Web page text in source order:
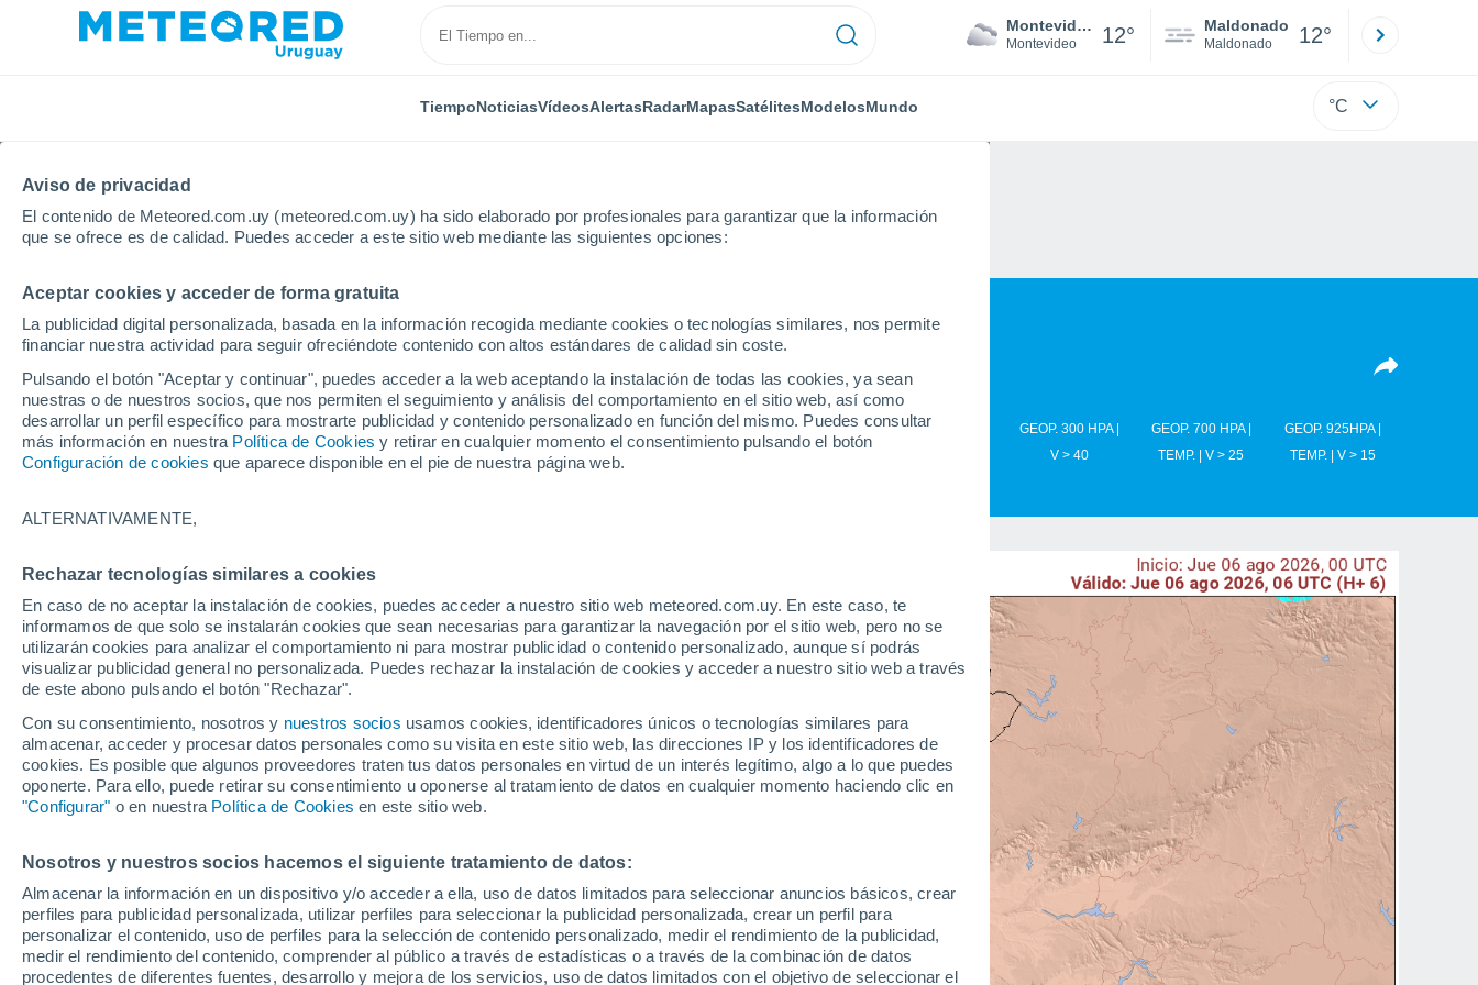
Aviso de privacidad
El contenido de Meteored.com.uy (meteored.com.uy) ha sido elaborado por profesionales para garantizar que la información
que se ofrece es de calidad. Puedes acceder a este sitio web mediante las siguientes opciones:
Aceptar cookies y acceder de forma gratuita
La publicidad digital personalizada, basada en la información recogida mediante cookies o tecnologías similares, nos permite
financiar nuestra actividad para seguir ofreciéndote contenido con altos estándares de calidad sin coste.
Pulsando el botón "Aceptar y continuar", puedes acceder a la web aceptando la instalación de todas las cookies, ya sean
nuestras o de nuestros socios, que nos permiten el seguimiento y análisis del comportamiento en el sitio web, así como
desarrollar un perfil específico para mostrarte publicidad y contenido personalizado en función del mismo. Puedes consultar
más información en nuestra Política de Cookies y retirar en cualquier momento el consentimiento pulsando el botón
Configuración de cookies que aparece disponible en el pie de nuestra página web.
ALTERNATIVAMENTE,
Rechazar tecnologías similares a cookies
En caso de no aceptar la instalación de cookies, puedes acceder a nuestro sitio web meteored.com.uy. En este caso, te
informamos de que solo se instalarán cookies que sean necesarias para garantizar la navegación por el sitio web, pero no se
utilizarán cookies para analizar el comportamiento ni para mostrar publicidad o contenido personalizado, aunque sí podrás
visualizar publicidad general no personalizada. Puedes rechazar la instalación de cookies y acceder a nuestro sitio web a través
de este abono pulsando el botón "Rechazar".
Con su consentimiento, nosotros y nuestros socios usamos cookies, identificadores únicos o tecnologías similares para
almacenar, acceder y procesar datos personales como su visita en este sitio web, las direcciones IP y los identificadores de
cookies. Es posible que algunos proveedores traten tus datos personales en virtud de un interés legítimo, algo a lo que puedes
oponerte. Para ello, puede retirar su consentimiento u oponerse al tratamiento de datos en cualquier momento haciendo clic en
"Configurar" o en nuestra Política de Cookies en este sitio web.
Nosotros y nuestros socios hacemos el siguiente tratamiento de datos:
Almacenar la información en un dispositivo y/o acceder a ella, uso de datos limitados para seleccionar anuncios básicos, crear
perfiles para publicidad personalizada, utilizar perfiles para seleccionar la publicidad personalizada, crear un perfil para
personalizar el contenido, uso de perfiles para la selección de contenido personalizado, medir el rendimiento de la publicidad,
medir el rendimiento del contenido, comprender al público a través de estadísticas o a través de la combinación de datos
procedentes de diferentes fuentes, desarrollo y mejora de los servicios, uso de datos limitados con el objetivo de seleccionar el
Montevideo
Montevideo 12° Maldonado
Maldonado 12°
TiempoNoticiasVídeosAlertasRadarMapasSatélitesModelosMundo °C
Inicio Modelos Modelos Portugal - ECMWF Portugal
Modelos de predicción numérica
PRES. | V > 10 |
NUB. | PREC. 6H |
PRECIPITACI
NIEVE
ACUMULADA
TEMPERATURA
2M
GEOP. 850 HPA |
GEOP. 500 HPA |
VIENTO 10M |
GEOP. 300 HPA |
V > 40
GEOP. 700 HPA |
TEMP. | V > 25
GEOP. 925HPA |
TEMP. | V > 15
Portugal
ECMWF
GFS
ECMWF Europa
GFS Europa